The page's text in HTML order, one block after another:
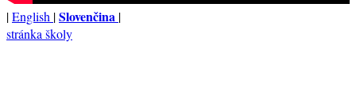
|English |Slovenčina |
stránka školy